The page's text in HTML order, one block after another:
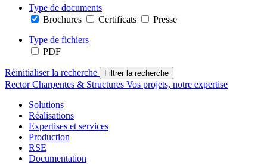
Type de documents
Brochures
Certificats
Presse
Type de fichiers
PDF
Réinitialiser la recherche Filtrer la recherche
Rector Charpentes & Structures Vos projets, notre expertise
Solutions
Réalisations
Expertises et services
Production
RSE
Documentation